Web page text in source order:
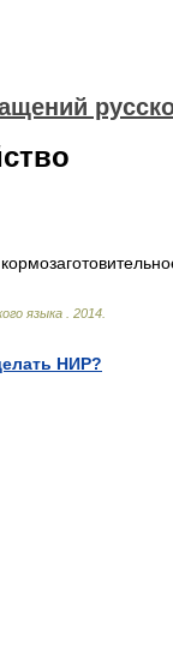
языка 2014
НИР?